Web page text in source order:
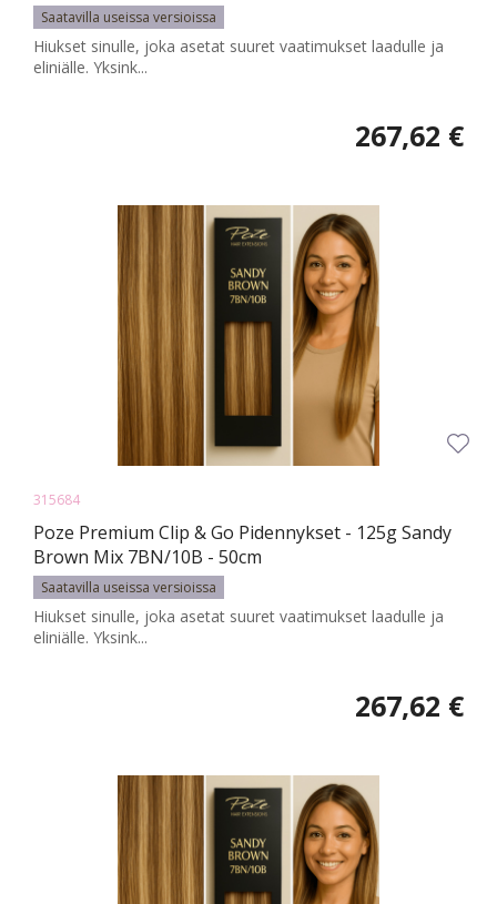
Saatavilla useissa versioissa
Hiukset sinulle, joka asetat suuret vaatimukset laadulle ja
eliniälle. Yksink...
267,62 €
315684
Poze Premium Clip & Go Pidennykset - 125g Sandy
Brown Mix 7BN/10B - 50cm
Saatavilla useissa versioissa
Hiukset sinulle, joka asetat suuret vaatimukset laadulle ja
eliniälle. Yksink...
267,62 €